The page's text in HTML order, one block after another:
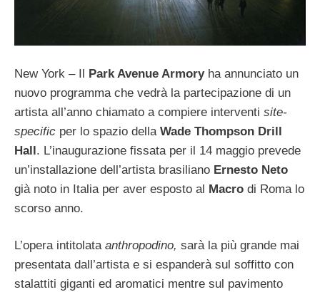
New York – Il Park Avenue Armoryha annunciato un
nuovo programma che vedrà la partecipazione di un
artista all’anno chiamato a compiere interventi site-
specific per lo spazio della Wade Thompson Drill
Hall. L’inaugurazione fissata per il 14 maggio prevede
un’installazione dell’artista brasiliano Ernesto Neto
già noto in Italia per aver esposto al Macro di Roma lo
scorso anno.
L’opera intitolata anthropodino, sarà la più grande mai
presentata dall’artista e si espanderà sul soffitto con
stalattiti giganti ed aromatici mentre sul pavimento